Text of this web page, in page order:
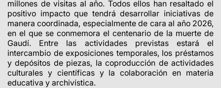
millones de visitas al año. Todos ellos han resaltado el
positivo impacto que tendrá desarrollar iniciativas de
manera coordinada, especialmente de cara al año 2026,
en el que se conmemora el centenario de la muerte de
Gaudí. Entre las actividades previstas estará el
intercambio de exposiciones temporales, los préstamos
y depósitos de piezas, la coproducción de actividades
culturales y científicas y la colaboración en materia
educativa y archivística.